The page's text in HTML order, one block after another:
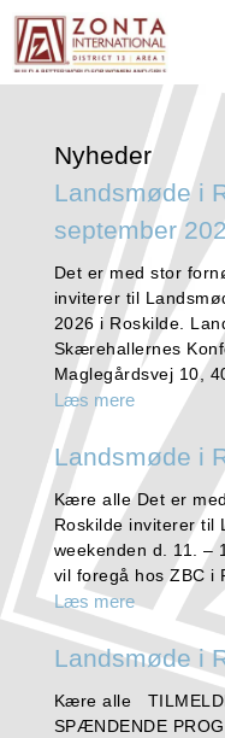
Nyheder
Landsmøde i
september
Det er med stor
inviterer til
2026 i Roskilde.
Skærehallernes
Maglegårdsvej 10,
Læs mere
Landsmøde i
Kære alle Det er
Roskilde inviterer til
weekenden d. 11. –
vil foregå hos ZBC i
Læs mere
Landsmøde i
Kære alle
SPÆNDENDE
Zonta Aarhus